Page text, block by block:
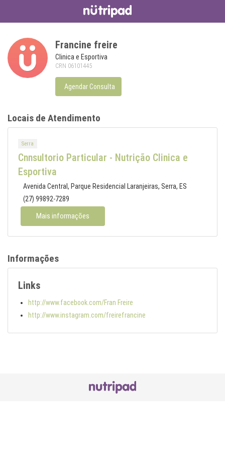
Francine freire
Clinica e Esportiva
CRN 06101445
Agendar Consulta
Locais de Atendimento
Serra
Cnnsultorio Particular - Nutrição Clinica e
Esportiva
Avenida Central, Parque Residencial Laranjeiras, Serra, ES
(27) 99892-7289
Mais informações
Informações
Links
http://www.facebook.com/Fran Freire
http://www.instagram.com/freirefrancine